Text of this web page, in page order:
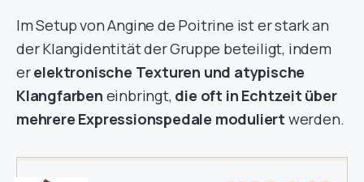
Im Setup von Angine de Poitrine ist er stark an
der Klangidentität der Gruppe beteiligt, indem
erelektronische Texturen und atypische
Klangfarben einbringt, die oft in Echtzeit über
mehrere Expressionspedale moduliert werden.